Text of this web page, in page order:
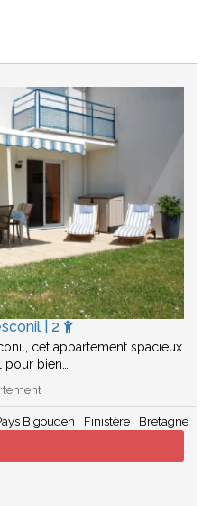
| 2
cet appartement spacieux
pour bien…
Bigouden Finistère Bretagne